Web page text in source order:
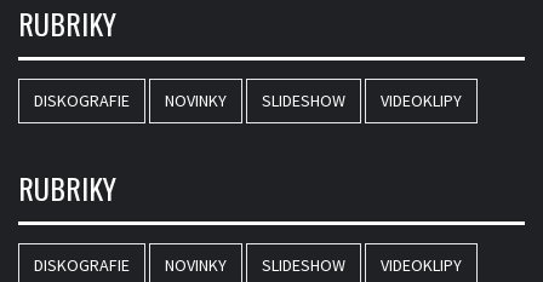
RUBRIKY
DISKOGRAFIE NOVINKY SLIDESHOW VIDEOKLIPY
RUBRIKY
DISKOGRAFIE NOVINKY SLIDESHOW VIDEOKLIPY